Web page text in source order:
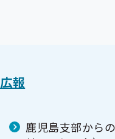
広報
鹿児島支部から